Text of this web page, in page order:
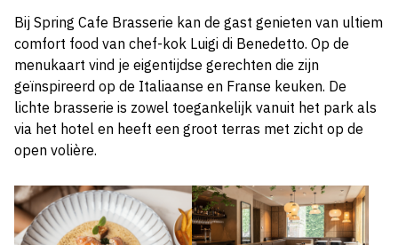
Bij Spring Cafe Brasserie kan de gast genieten van ultiem
comfort food van chef-kok Luigi di Benedetto. Op de
menukaart vind je eigentijdse gerechten die zijn
geïnspireerd op de Italiaanse en Franse keuken. De
lichte brasserie is zowel toegankelijk vanuit het park als
via het hotel en heeft een groot terras met zicht op de
open volière.